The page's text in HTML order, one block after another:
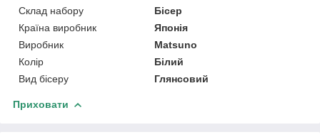
Склад набору
Бісер
Країна виробник
Японія
Виробник
Matsuno
Колір
Білий
Вид бісеру
Глянсовий
Приховати